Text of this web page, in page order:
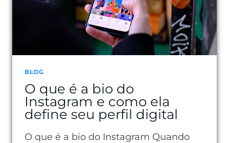
BLOG
O que é a bio do
Instagram e como ela
define seu perfil digital
O que é a bio do Instagram Quando